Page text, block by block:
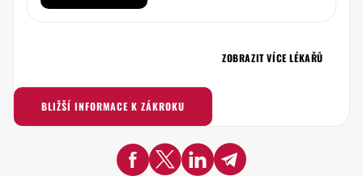
ZOBRAZIT VÍCE LÉKAŘŮ
BLIŽŠÍ INFORMACE K ZÁKROKU